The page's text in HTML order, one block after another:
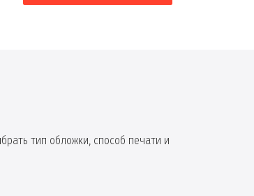
тип обложки, способ печати и